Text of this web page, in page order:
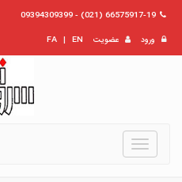
66575917-19 (021) - 09394309399
ورود
عضویت EN
|
FA
Toggle
navigation